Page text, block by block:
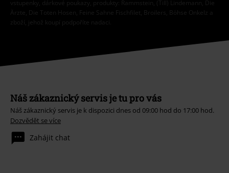
Tímto souhlasím se zasíláním EMP Newslettru a souhlasím s tím, že
E.M.P. Merchandising mbH může zpracovávat mé osobní údaje a
Ochrana osobních údajů.
Můj souhlas mohu kdykoliv odvolat na odhlašovací odkaz/link.
Unsubscribehere
*Platí pouze online a kód je platný jen 4 týdny. Nelze kombinovat s jinými
slevovými kódy. Po vložení a potvrzení kódu bude sleva automaticky
odečtena z vašeho nákupního košíku. Nevztahuje se na média, knihy,
vstupenky, dárkové poukazy, produkty: Rammstein, (Till) Lindemann, Die